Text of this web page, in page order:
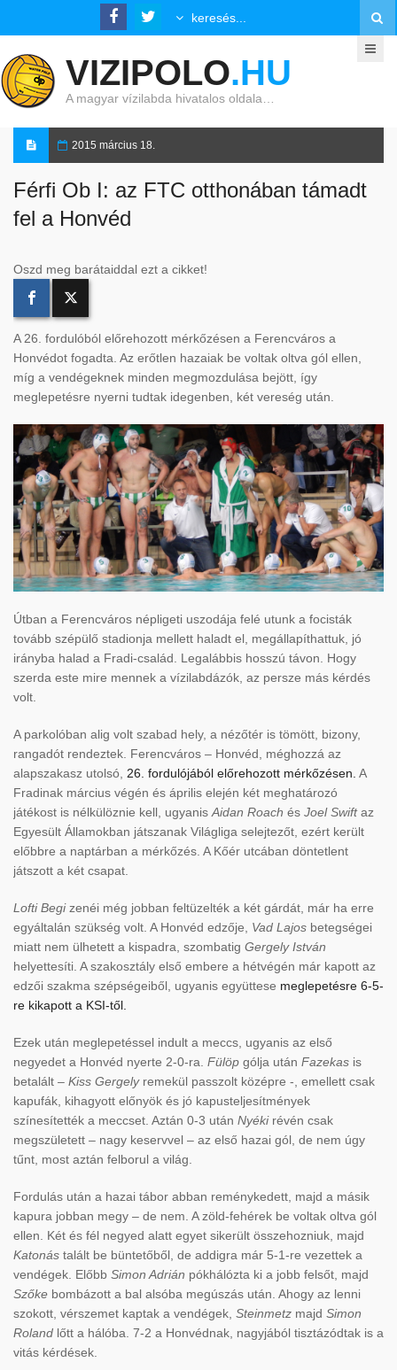
VIZIPOLO.HU
A magyar vízilabda hivatalos oldala…
2015 március 18.
Férfi Ob I: az FTC otthonában támadt
fel a Honvéd
Oszd meg barátaiddal ezt a cikket!
A 26. fordulóból előrehozott mérkőzésen a Ferencváros a
Honvédot fogadta. Az erőtlen hazaiak be voltak oltva gól ellen,
míg a vendégeknek minden megmozdulása bejött, így
meglepetésre nyerni tudtak idegenben, két vereség után.
Útban a Ferencváros népligeti uszodája felé utunk a focisták
tovább szépülő stadionja mellett haladt el, megállapíthattuk, jó
irányba halad a Fradi-család. Legalábbis hosszú távon. Hogy
szerda este mire mennek a vízilabdázók, az persze más kérdés
volt.
A parkolóban alig volt szabad hely, a nézőtér is tömött, bizony,
rangadót rendeztek. Ferencváros – Honvéd, méghozzá az
alapszakasz utolsó, 26. fordulójából előrehozott mérkőzésen. A
Fradinak március végén és április elején két meghatározó
játékost is nélkülöznie kell, ugyanisAidan Roach és Joel Swiftaz
Egyesült Államokban játszanak Világliga selejtezőt, ezért került
előbbre a naptárban a mérkőzés. A Kőér utcában döntetlent
játszott a két csapat.
Lofti Begizenéi még jobban feltüzelték a két gárdát, már ha erre
egyáltalán szükség volt. A Honvéd edzője, Vad Lajos betegségei
miatt nem ülhetett a kispadra, szombatig Gergely István
helyettesíti. A szakosztály első embere a hétvégén már kapott az
edzői szakma szépségeiből, ugyanis együttese meglepetésre 6-5-
re kikapott a KSI-től.
Ezek után meglepetéssel indult a meccs, ugyanis az első
negyedet a Honvéd nyerte 2-0-ra. Fülöp gólja után Fazekas is
betalált – Kiss Gergelyremekül passzolt középre -, emellett csak
kapufák, kihagyott előnyök és jó kapusteljesítmények
színesítették a meccset. Aztán 0-3 után Nyékirévén csak
megszületett – nagy keservvel – az első hazai gól, de nem úgy
tűnt, most aztán felborul a világ.
Fordulás után a hazai tábor abban reménykedett, majd a másik
kapura jobban megy – de nem. A zöld-fehérek be voltak oltva gól
ellen. Két és fél negyed alatt egyet sikerült összehozniuk, majd
Katonás talált be büntetőből, de addigra már 5-1-re vezettek a
vendégek. Előbb Simon Adrián pókhálózta ki a jobb felsőt, majd
Szőke bombázott a bal alsóba megúszás után. Ahogy az lenni
szokott, vérszemet kaptak a vendégek, Steinmetz majd Simon
Roland lőtt a hálóba. 7-2 a Honvédnak, nagyjából tisztázódtak is a
vitás kérdések.